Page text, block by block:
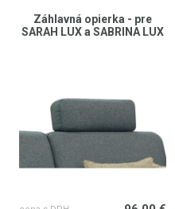
Záhlavná opierka - pre
SARAH LUX a SABRINA LUX